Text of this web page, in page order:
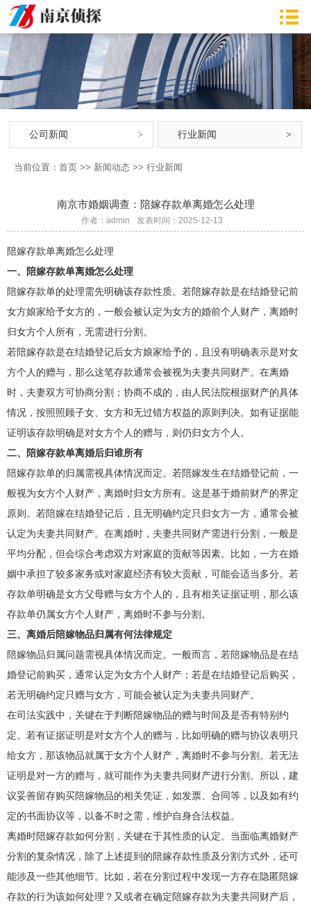
公司新闻 行业新闻
当前位置： 首页 >> 新闻动态 >> 行业新闻
南京市婚姻调查：陪嫁存款单离婚怎么处理
作者：admin 发表时间：2025-12-13
陪嫁存款单离婚怎么处理
一、陪嫁存款单离婚怎么处理
陪嫁存款单的处理需先明确该存款性质。若陪嫁存款是在结婚登记前
女方娘家给予女方的，一般会被认定为女方的婚前个人财产，离婚时
归女方个人所有，无需进行分割。
若陪嫁存款是在结婚登记后女方娘家给予的，且没有明确表示是对女
方个人的赠与，那么这笔存款通常会被视为夫妻共同财产。在离婚
时，夫妻双方可协商分割；协商不成的，由人民法院根据财产的具体
情况，按照照顾子女、女方和无过错方权益的原则判决。如有证据能
证明该存款明确是对女方个人的赠与，则仍归女方个人。
二、陪嫁存款单离婚后归谁所有
陪嫁存款单的归属需视具体情况而定。若陪嫁发生在结婚登记前，一
般视为女方个人财产，离婚时归女方所有。这是基于婚前财产的界定
原则。若陪嫁在结婚登记后，且无明确约定只归女方一方，通常会被
认定为夫妻共同财产。在离婚时，夫妻共同财产需进行分割，一般是
平均分配，但会综合考虑双方对家庭的贡献等因素。比如，一方在婚
姻中承担了较多家务或对家庭经济有较大贡献，可能会适当多分。若
存款单明确是女方父母赠与女方个人的，且有相关证据证明，那么该
存款单仍属女方个人财产，离婚时不参与分割。
三、离婚后陪嫁物品归属有何法律规定
陪嫁物品归属问题需视具体情况而定。一般而言，若陪嫁物品是在结
婚登记前购买，通常认定为女方个人财产；若是在结婚登记后购买，
若无明确约定只赠与女方，可能会被认定为夫妻共同财产。
在司法实践中，关键在于判断陪嫁物品的赠与时间及是否有特别约
定。若有证据证明是对女方个人的赠与，比如明确的赠与协议表明只
给女方，那该物品就属于女方个人财产，离婚时不参与分割。若无法
证明是对一方的赠与，就可能作为夫妻共同财产进行分割。所以，建
议妥善留存购买陪嫁物品的相关凭证，如发票、合同等，以及如有约
定的书面协议等，以备不时之需，维护自身合法权益。
离婚时陪嫁存款如何分割，关键在于其性质的认定。当面临离婚财产
分割的复杂情况，除了上述提到的陪嫁存款性质及分割方式外，还可
能涉及一些其他细节。比如，若在分割过程中发现一方存在隐匿陪嫁
存款的行为该如何处理？又或者在确定陪嫁存款为夫妻共同财产后，